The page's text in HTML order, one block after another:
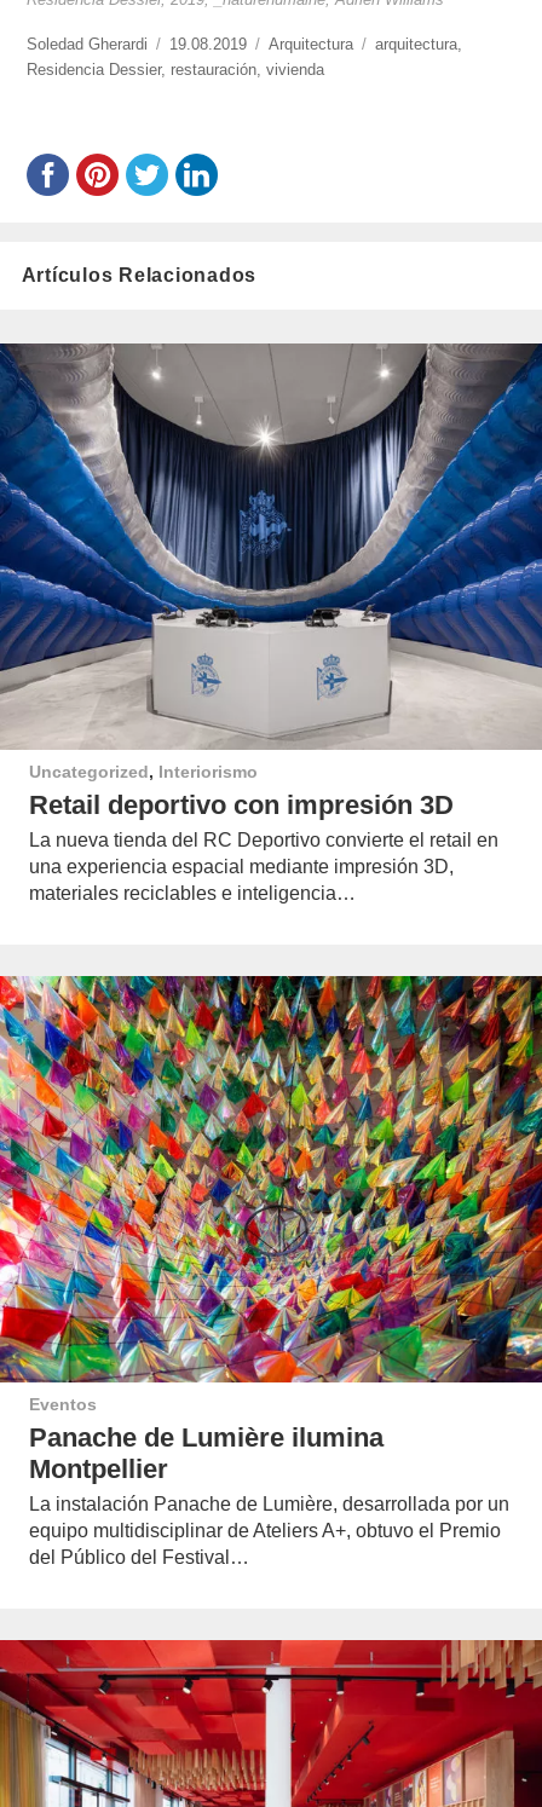
https://www.experimenta.es/author/soledad-
gherardi/
Soledad Gherardi
Publicado
el
19.08.2019 Categorías
Arquitectura Etiquetas
arquitectura
Residencia Dessier, restauración ,vivienda
Artículos Relacionados
Uncategorized, Interiorismo
Retail deportivo con impresión 3D
La nueva tienda del RC Deportivo convierte el retail en
una experiencia espacial mediante impresión 3D,
materiales reciclables e inteligencia…
Eventos
Panache de Lumière ilumina
Montpellier
La instalación Panache de Lumière, desarrollada por un
equipo multidisciplinar de Ateliers A+, obtuvo el Premio
del Público del Festival…